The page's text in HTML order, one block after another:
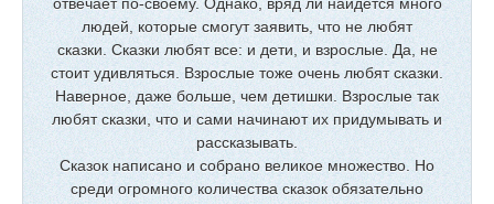
людей, которые смогут заявить, что не любят
сказки. Сказки любят все: и дети, и взрослые. Да, не
стоит удивляться. Взрослые тоже очень любят сказки.
Наверное, даже больше, чем детишки. Взрослые так
любят сказки, что и сами начинают их придумывать и
рассказывать.
Сказок написано и собрано великое множество. Но
среди огромного количества сказок обязательно